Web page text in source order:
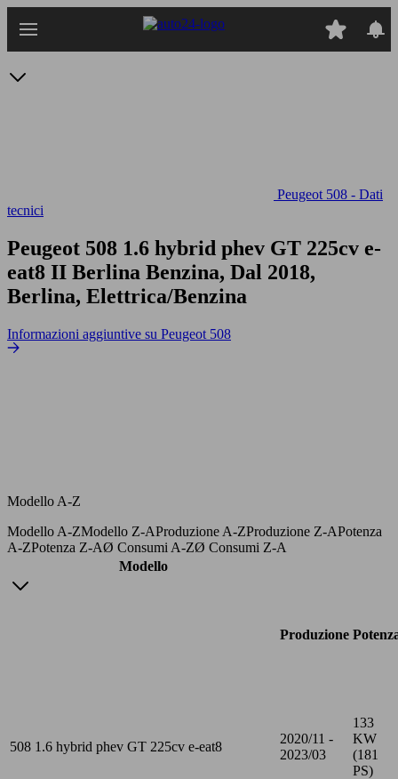
Peugeot 508 - Dati
tecnici
Peugeot 508 1.6 hybrid phev GT 225cv e-
eat8 II Berlina Benzina, Dal 2018,
Berlina, Elettrica/Benzina
Informazioni aggiuntive su Peugeot 508
Modello A-Z
Modello A-ZModello Z-AProduzione A-ZProduzione Z-APotenza
A-ZPotenza Z-AØ Consumi A-ZØ Consumi Z-A
Modello
Produzione
508 1.6 hybrid phev GT 225cv e-eat8
2020/11 -
2023/03
133
KW
(181
PS)